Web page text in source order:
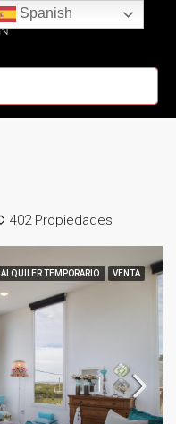
402 Propiedades
ALQUILER TEMPORARIO VENTA
Spanish